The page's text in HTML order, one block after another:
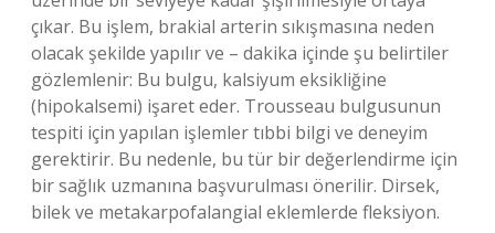
çıkar. Bu işlem, brakial arterin sıkışmasına neden
olacak şekilde yapılır ve – dakika içinde şu belirtiler
gözlemlenir: Bu bulgu, kalsiyum eksikliğine
(hipokalsemi) işaret eder. Trousseau bulgusunun
tespiti için yapılan işlemler tıbbi bilgi ve deneyim
gerektirir. Bu nedenle, bu tür bir değerlendirme için
bir sağlık uzmanına başvurulması önerilir. Dirsek,
bilek ve metakarpofalangial eklemlerde fleksiyon.